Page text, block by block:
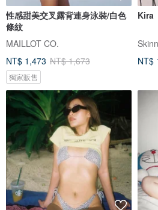
性感甜美交叉露背連身泳裝/白色
條紋
MAILLOT CO.
NT$ 1,473 NT$ 1,673
獨家販售
Kira
NT$